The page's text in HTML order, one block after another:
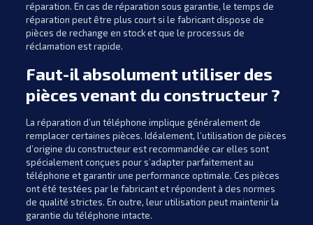
réparation. En cas de réparation sous garantie, le temps de
réparation peut être plus court si le fabricant dispose de
pièces de rechange en stock et que le processus de
réclamation est rapide.
Faut-il absolument utiliser des
pièces venant du constructeur ?
La réparation d’un téléphone implique généralement de
remplacer certaines pièces. Idéalement, l’utilisation de pièces
d’origine du constructeur est recommandée car elles sont
spécialement conçues pour s’adapter parfaitement au
téléphone et garantir une performance optimale. Ces pièces
ont été testées par le fabricant et répondent à des normes
de qualité strictes. En outre, leur utilisation peut maintenir la
garantie du téléphone intacte.